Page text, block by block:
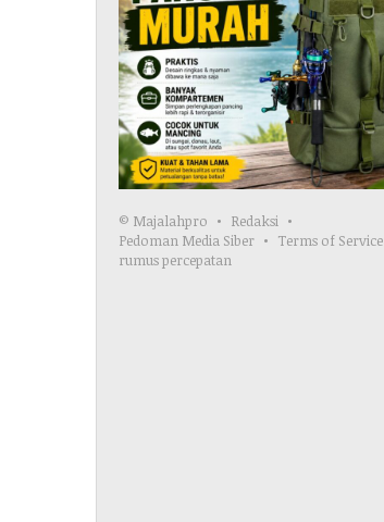
© Majalahpro
Redaksi
Pedoman Media Siber
Terms of Service
rumus percepatan